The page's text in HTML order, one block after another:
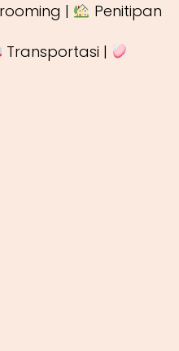
|
Penitipan
Transportasi |